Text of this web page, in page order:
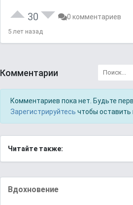
30 0 комментариев
5 лет назад
Комментарии
Комментариев пока нет. Будьте
Зарегистрируйтесь чтобы оставить
Читайте также:
Вдохновение